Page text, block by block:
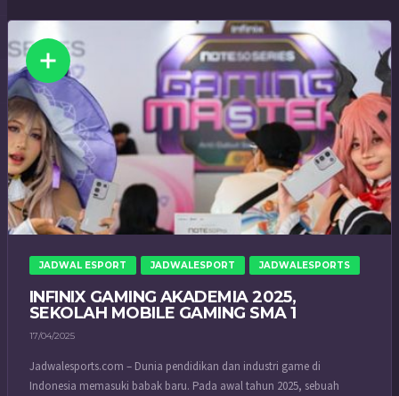
JADWAL ESPORT JADWALESPORT JADWALESPORTS
INFINIX GAMING AKADEMIA 2025,
SEKOLAH MOBILE GAMING SMA 1
17/04/2025
Jadwalesports.com – Dunia pendidikan dan industri game di
Indonesia memasuki babak baru. Pada awal tahun 2025, sebuah